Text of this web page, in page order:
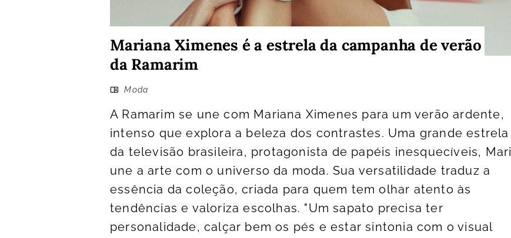
Mariana Ximenes é a estrela da campanha de verão
da Ramarim
Moda
A Ramarim se une com Mariana Ximenes para um verão ardente,
intenso que explora a beleza dos contrastes. Uma grande estrela
da televisão brasileira, protagonista de papéis inesquecíveis, Mari
une a arte com o universo da moda. Sua versatilidade traduz a
essência da coleção, criada para quem tem olhar atento às
tendências e valoriza escolhas. "Um sapato precisa ter
personalidade, calçar bem os pés e estar sintonia com o visual